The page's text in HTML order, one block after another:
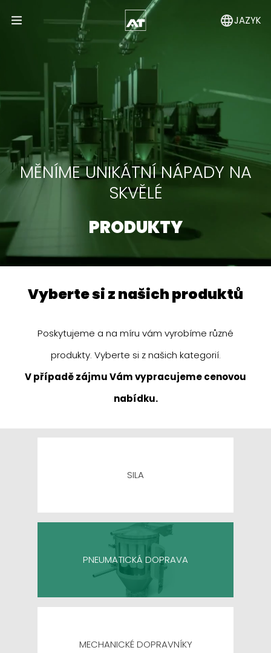
Open Menu JAZYK
MĚNÍME UNIKÁTNÍ NÁPADY NA
SKVĚLÉ
PRODUKTY
vyberte si z našich produktů
Poskytujeme a na míru vám vyrobíme různé
produkty. Vyberte si z našich kategorií.
V případě zájmu Vám vypracujeme cenovou
nabídku.
SILA
PNEUMATICKÁ DOPRAVA
MECHANICKÉ DOPRAVNÍKY